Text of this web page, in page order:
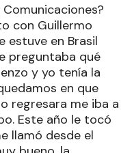
con Guillermo
estuve en Brasil
preguntaba qué
y yo tenía la
en que
regresara me iba a
Este año le tocó
llamó desde el